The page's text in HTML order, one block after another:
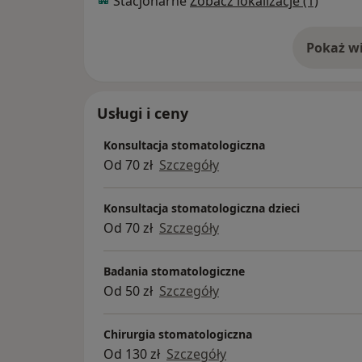
Pokażo
Usługi i ceny
Konsultacja stomatologiczna
Od 70 zł Szczegóły
Konsultacja stomatologiczna dzieci
Od 70 zł Szczegóły
Badania stomatologiczne
Od 50 zł Szczegóły
Chirurgia stomatologiczna
Od 130 zł Szczegóły